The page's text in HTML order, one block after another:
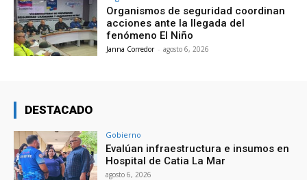
Organismos de seguridad coordinan
acciones ante la llegada del
fenómeno El Niño
Janna Corredor - agosto 6, 2026
DESTACADO
Gobierno
Evalúan infraestructura e insumos en
Hospital de Catia La Mar
agosto 6, 2026